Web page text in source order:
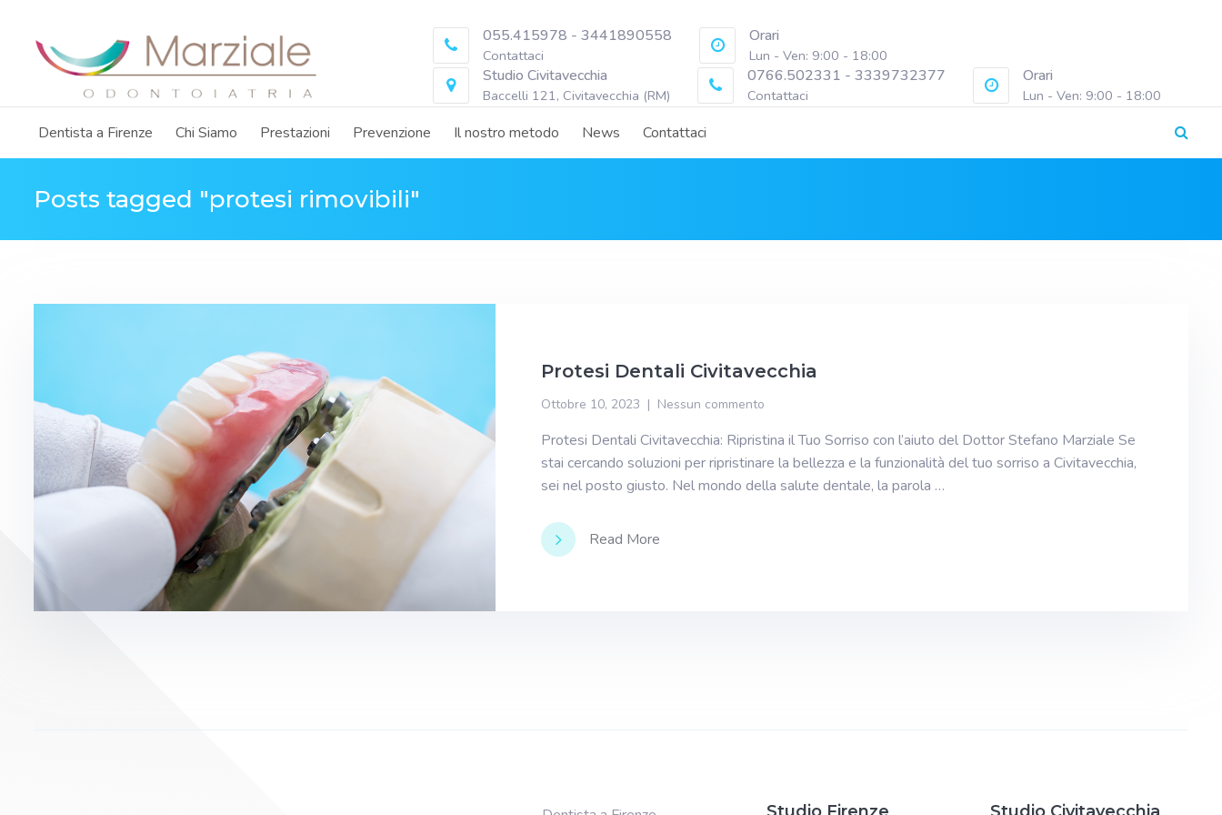
055.415978 - 3441890558
Contattaci
Orari
Lun - Ven: 9:00 - 18:00
Studio Civitavecchia
Baccelli 121, Civitavecchia (RM)
0766.502331 - 3339732377
Contattaci
Orari
Lun - Ven: 9:00 - 18:00
Dentista a Firenze Chi Siamo Prestazioni Prevenzione Il nostro metodo News Contattaci
Posts tagged "protesi rimovibili"
Protesi Dentali Civitavecchia
Ottobre 10, 2023 Nessun commento
Protesi Dentali Civitavecchia: Ripristina il Tuo Sorriso con l’aiuto del Dottor Stefano Marziale Se
stai cercando soluzioni per ripristinare la bellezza e la funzionalità del tuo sorriso a Civitavecchia,
sei nel posto giusto. Nel mondo della salute dentale, la parola …
Read More